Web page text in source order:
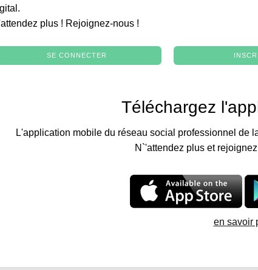
plus ! Rejoignez-nous !
SE CONNECTER
Téléchargez
L'application mobile du réseau social professionnel de
N`'attendez plus et
en savoir